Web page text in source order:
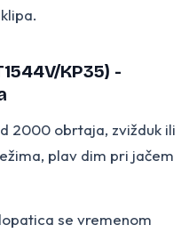
KP35) -
2000 obrtaja, zvižduk ili
plav dim pri jačem
se vremenom